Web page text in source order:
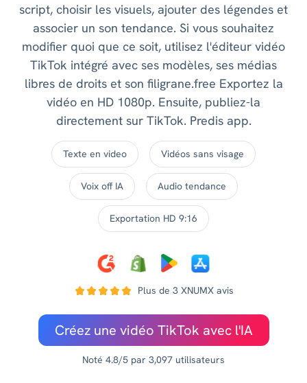
script, choisir les visuels, ajouter des légendes et
associer un son tendance. Si vous souhaitez
modifier quoi que ce soit, utilisez l'éditeur vidéo
TikTok intégré avec ses modèles, ses médias
libres de droits et son filigrane.free Exportez la
vidéo en HD 1080p. Ensuite, publiez-la
directement sur TikTok. Predis app.
Texte en video Vidéos sans visage
Voix off IA Audio tendance
Exportation HD 9:16
Plus de 3 XNUMX avis
Créez une vidéo TikTok avec l'IA
Noté 4.8/5 par 3,097 utilisateurs